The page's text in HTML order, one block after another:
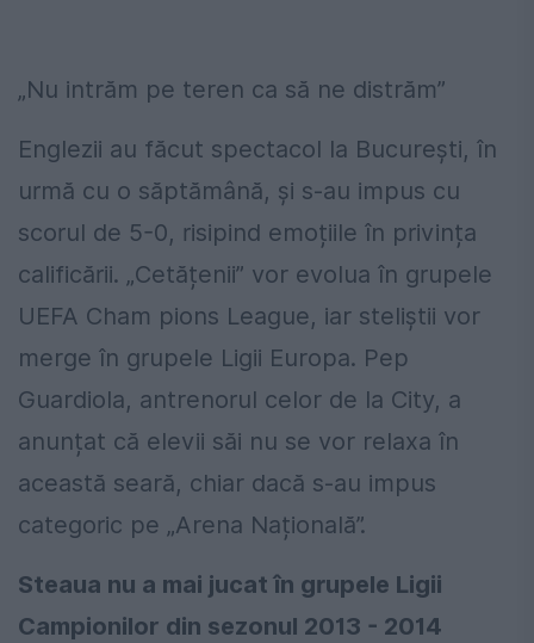
„Nu intrăm pe teren ca să ne distrăm”
Englezii au făcut spectacol la București, în
urmă cu o săptămână, și s-au impus cu
scorul de 5-0, risipind emoțiile în privința
calificării. „Cetățenii” vor evolua în grupele
UEFA Cham pions League, iar steliștii vor
merge în grupele Ligii Europa. Pep
Guardiola, antrenorul celor de la City, a
anunțat că elevii săi nu se vor relaxa în
această seară, chiar dacă s-au impus
categoric pe „Arena Națională”.
Steaua nu a mai jucat în grupele Ligii
Campionilor din sezonul 2013 - 2014